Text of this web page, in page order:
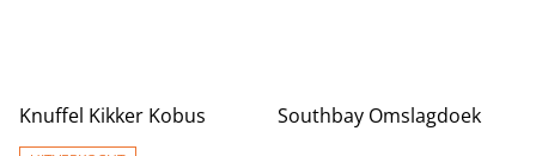
Knuffel Kikker Kobus Southbay Omslagdoek